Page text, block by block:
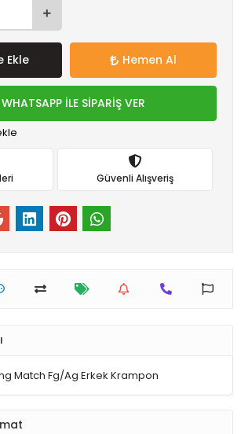
Ekle Hemen Al
WHATSAPP İLE SİPARİŞ VER
Güvenli Alışveriş
Match Fg/Ag Erkek Krampon